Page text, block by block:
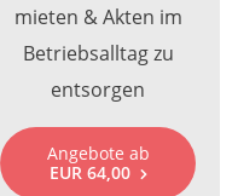
mieten & Akten im
Betriebsalltag zu
entsorgen
Angebote ab
EUR 64,00